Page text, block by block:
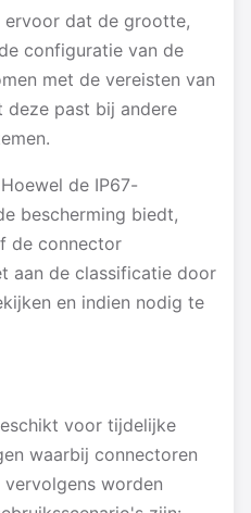
ervoor dat de grootte,
configuratie van de
met de vereisten van
deze past bij andere
Hoewel de IP67-
bescherming biedt,
de connector
aan de classificatie door
en indien nodig te
voor tijdelijke
waarbij connectoren
worden